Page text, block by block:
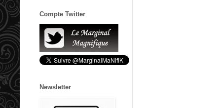
Compte Twitter
Newsletter